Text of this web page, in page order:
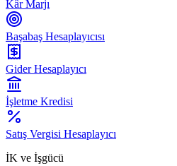
Kâr Marjı
Başabaş Hesaplayıcısı
Gider Hesaplayıcı
İşletme Kredisi
Satış Vergisi Hesaplayıcı
İK ve İşgücü